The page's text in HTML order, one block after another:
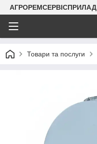
АГРОРЕМСЕРВІСПРИЛАД
Товари та послуги